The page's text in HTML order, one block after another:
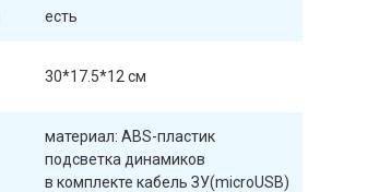
есть
30*17.5*12 см
материал: ABS-пластик
подсветка динамиков
в комплекте кабель ЗУ(microUSB)